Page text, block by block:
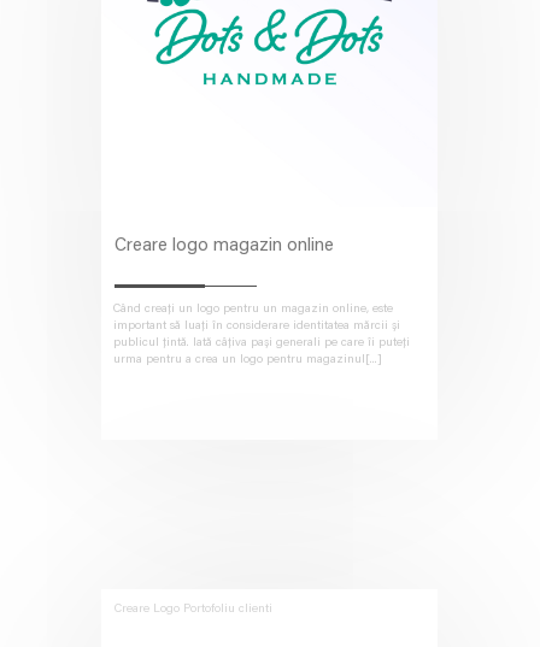
Creare logo magazin online
Când creați un logo pentru un magazin online, este
important să luați în considerare identitatea mărcii și
publicul țintă. Iată câțiva pași generali pe care îi puteți
urma pentru a crea un logo pentru magazinul[...]
Creare Logo Portofoliu clienti